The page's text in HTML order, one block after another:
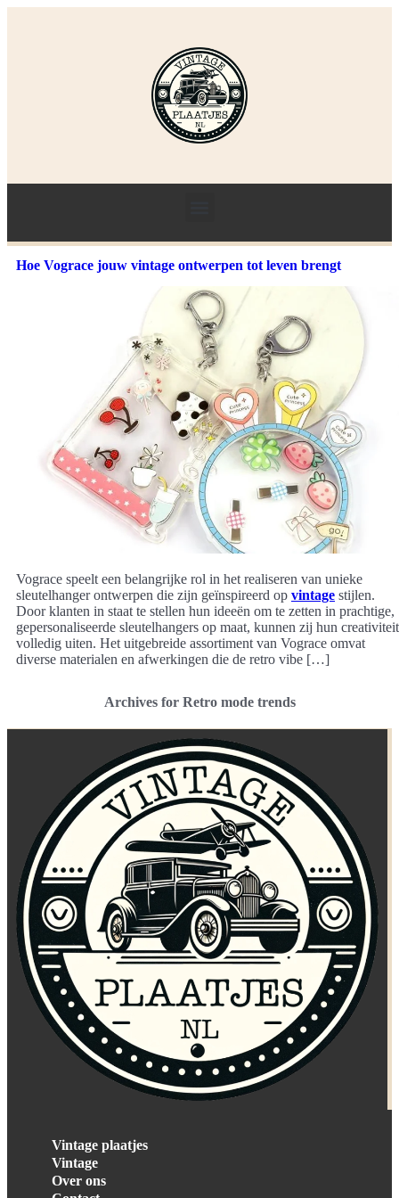
Hoe Vograce jouw vintage ontwerpen tot leven brengt
Vograce speelt een belangrijke rol in het realiseren van unieke
sleutelhanger ontwerpen die zijn geïnspireerd op vintage stijlen.
Door klanten in staat te stellen hun ideeën om te zetten in prachtige,
gepersonaliseerde sleutelhangers op maat, kunnen zij hun creativiteit
volledig uiten. Het uitgebreide assortiment van Vograce omvat
diverse materialen en afwerkingen die de retro vibe […]
Archives for Retro mode trends
Vintage plaatjes
Vintage
Over ons